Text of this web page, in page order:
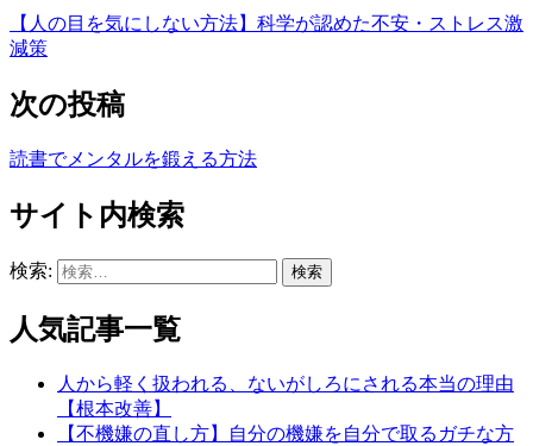
【人の目を気にしない方法】科学が認めた不安・ストレス激
減策
次の投稿
読書でメンタルを鍛える方法
サイト内検索
検索:
人気記事一覧
人から軽く扱われる、ないがしろにされる本当の理由
【根本改善】
【不機嫌の直し方】自分の機嫌を自分で取るガチな方